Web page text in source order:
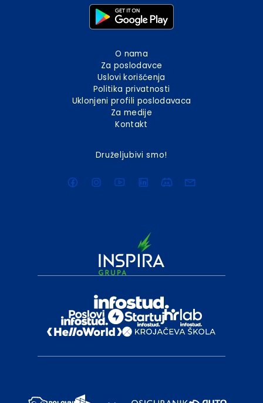
O nama
Za poslodavce
Uslovi korišćenja
Politika privatnosti
Uklonjeni profili poslodavaca
Za medije
Kontakt
Druželjubivi smo!